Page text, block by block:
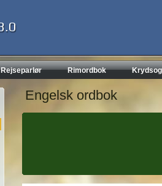
Rejseparlør Rimordbok
Engelsk ordbok